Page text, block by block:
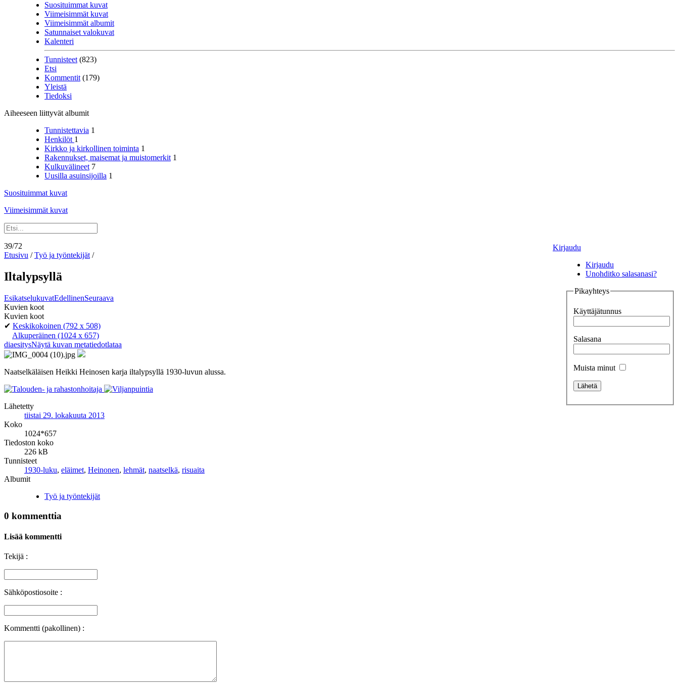
Suosituimmat kuvat
Viimeisimmät kuvat
Viimeisimmät albumit
Satunnaiset valokuvat
Kalenteri
Tunnisteet (823)
Etsi
Kommentit (179)
Yleistä
Tiedoksi
Aiheeseen liittyvät albumit
Tunnistettavia 1
Henkilöt 1
Kirkko ja kirkollinen toiminta 1
Rakennukset, maisemat ja muistomerkit 1
Kulkuvälineet 7
Uusilla asuinsijoilla 1
Suosituimmat kuvat
Viimeisimmät kuvat
Kirjaudu
Kirjaudu
Unohditko salasanasi?
Pikayhteys
Käyttäjätunnus
Salasana
Muista minut
39/72
Etusivu /Työ ja työntekijät /
Iltalypsyllä
EsikatselukuvatEdellinenSeuraava
Kuvien koot
Kuvien koot
✔ Keskikokoinen (792 x 508)
Alkuperäinen (1024 x 657)
diaesitysNäytä kuvan metatiedotlataa
Naatselkäläisen Heikki Heinosen karja iltalypsyllä 1930-luvun alussa.
Lähetetty
tiistai 29. lokakuuta 2013
Koko
1024*657
Tiedoston koko
226 kB
Tunnisteet
1930-luku, eläimet, Heinonen, lehmät, naatselkä, risuaita
Albumit
Työ ja työntekijät
0 kommenttia
Lisää kommentti
Tekijä :
Sähköpostiosoite :
Kommentti (pakollinen) :